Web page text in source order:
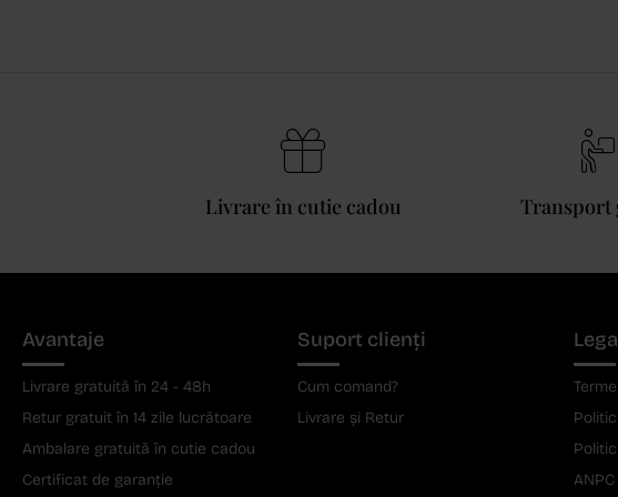
Livrare în cutie cadou Transport
Avantaje
Livrare gratuită în 24 - 48h
Retur gratuit în 14 zile lucrătoare
Ambalare gratuită în cutie cadou
Certificat de garanție
Suport clienți
Cum comand?
Livrare și Retur
ANPC